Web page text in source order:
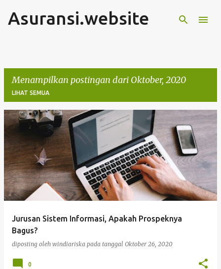
Langsung ke konten utama
Asuransi.website
Menampilkan postingan dari Oktober, 2020
LIHAT SEMUA
P
o
s
t
n
Jurusan Sistem Informasi, Apakah Prospeknya
Bagus?
diposting oleh windiariska pada tanggal Oktober 26, 2020
0